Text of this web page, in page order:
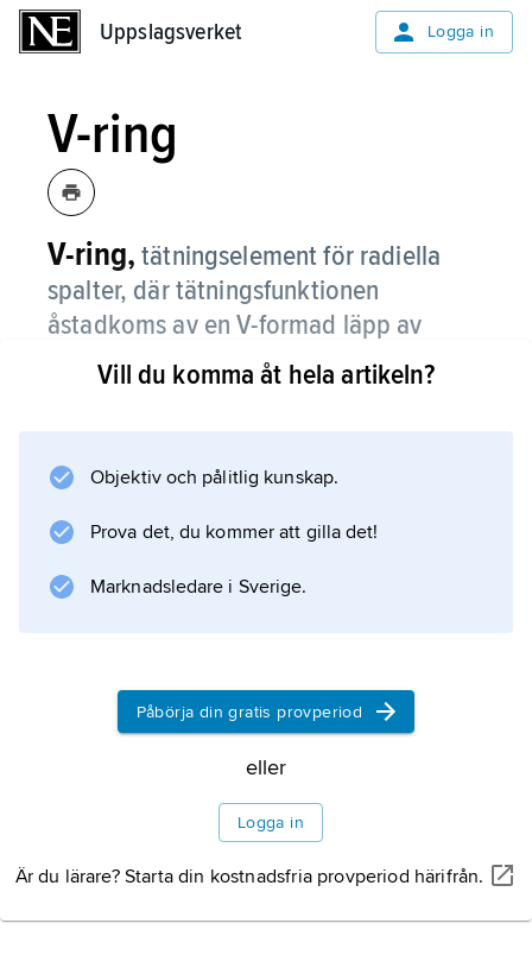
Uppslagsverket Logga in
V-ring
V-ring, tätningselement för radiella
spalter, där tätningsfunktionen
åstadkoms av en V-formad läpp av
gummi eller motsvarande som ligger an
mot den avtätade axeln på grund av
över tätningen.
V-ringen masstillverkas och har
standardiserade yttermått.
Vill du komma åt hela artikeln?
Objektiv och pålitlig kunskap.
Prova det, du kommer att gilla det!
Marknadsledare i Sverige.
Påbörja din gratis provperiod
eller
Logga in
Är du lärare? Starta din kostnadsfria provperiod härifrån.